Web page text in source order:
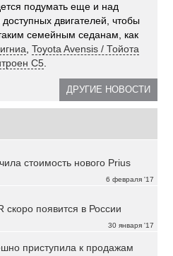
подумать еще и над
двигателей, чтобы
семейным седанам, как
,Toyota Avensis / Тойота
С5.
ДРУГИЕ НОВОСТИ
6 февраля '17
стоимость нового Prius
30 января '17
скоро появится в России
приступила к продажам